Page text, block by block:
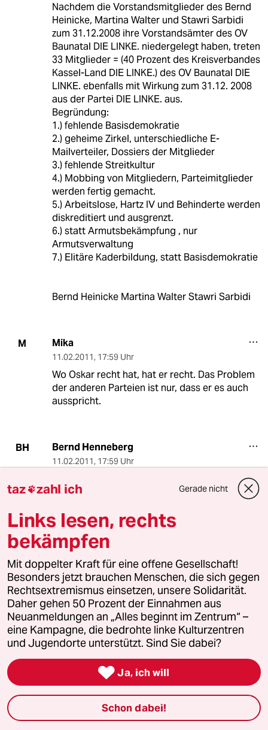
Nachdem die Vorstandsmitglieder des Bernd
Heinicke, Martina Walter und Stawri Sarbidi
zum 31.12.2008 ihre Vorstandsämter des OV
Baunatal DIE LINKE. niedergelegt haben, treten
33 Mitglieder = (40 Prozent des Kreisverbandes
Kassel-Land DIE LINKE.) des OV Baunatal DIE
LINKE. ebenfalls mit Wirkung zum 31.12. 2008
aus der Partei DIE LINKE. aus.
Begründung:
1.) fehlende Basisdemokratie
2.) geheime Zirkel, unterschiedliche E-
Mailverteiler, Dossiers der Mitglieder
3.) fehlende Streitkultur
4.) Mobbing von Mitgliedern, Parteimitglieder
werden fertig gemacht.
5.) Arbeitslose, Hartz IV und Behinderte werden
diskreditiert und ausgrenzt.
6.) statt Armutsbekämpfung , nur
Armutsverwaltung
7.) Elitäre Kaderbildung, statt Basisdemokratie
Bernd Heinicke Martina Walter Stawri Sarbidi
M Mika
11.02.2011, 17:59 Uhr
Wo Oskar recht hat, hat er recht. Das Problem
der anderen Parteien ist nur, dass er es auch
ausspricht.
BH Bernd Henneberg
11.02.2011, 17:59 Uhr
Der menschenverachtenden "Tigerkoalition" in
Berlin haben die Grünen damit sicherlich einen
Tigerkoalition den Ausstieg aus dem Ausstieg,
den Krieg gegen Afghanistan, die Senkung der
Hartz IV Sätze und den Unsinn mit Wachstum
durch Steuersenkung erleichtern und
versüssen. Und den Vorwurf des Belügens der
Wähler wird man jetzt nur noch öfter und
sicherlich auch berechtigter hören.
JW Jo Walter
11.02.2011,17:59 Uhr
Der Witz ist ja, daß Ulrich zu keiner Zeit für ein
Bündnis mit der Linken war.
Sich wählen lies um Müller abzulösen.
taz zahl ich Gerade nicht
Links lesen, rechts
bekämpfen
Mit doppelter Kraft für eine offene Gesellschaft!
Besonders jetzt brauchen Menschen, die sich gegen
Rechtsextremismus einsetzen, unsere Solidarität.
Daher gehen 50 Prozent der Einnahmen aus
Neuanmeldungen an „Alles beginnt im Zentrum“ –
eine Kampagne, die bedrohte linke Kulturzentren
und Jugendorte unterstützt. Sind Sie dabei?
 Ja, ich will
Schon dabei!